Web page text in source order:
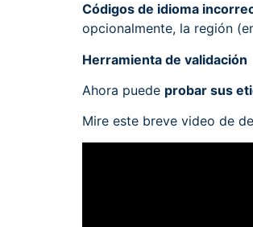
Códigos de idioma
opcionalmente, la región
Herramienta de validación
Ahora puede probar sus
Mire este breve video de